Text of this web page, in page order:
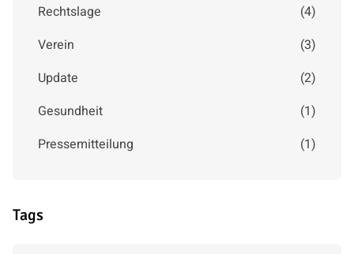
Rechtslage
(4)
Verein
(3)
Update
(2)
Gesundheit
(1)
Pressemitteilung
(1)
Tags